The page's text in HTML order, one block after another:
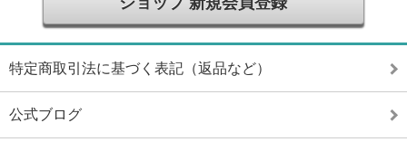
特定商取引法に基づく表記（返品など）
公式ブログ